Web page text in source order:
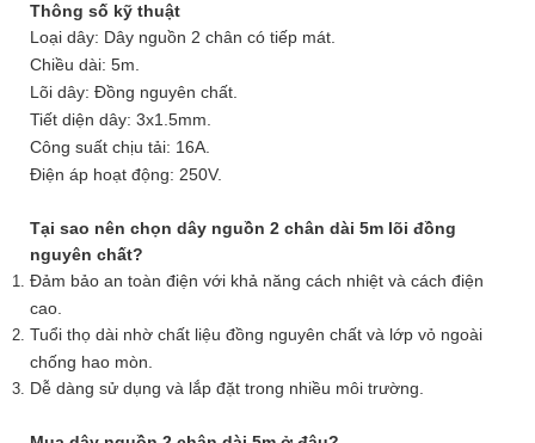
Thông số kỹ thuật
Loại dây: Dây nguồn 2 chân có tiếp mát.
Chiều dài: 5m.
Lõi dây: Đồng nguyên chất.
Tiết diện dây: 3x1.5mm.
Công suất chịu tải: 16A.
Điện áp hoạt động: 250V.
Tại sao nên chọn dây nguồn 2 chân dài 5m lõi đồng
nguyên chất?
Đảm bảo an toàn điện với khả năng cách nhiệt và cách điện
cao.
Tuổi thọ dài nhờ chất liệu đồng nguyên chất và lớp vỏ ngoài
chống hao mòn.
Dễ dàng sử dụng và lắp đặt trong nhiều môi trường.